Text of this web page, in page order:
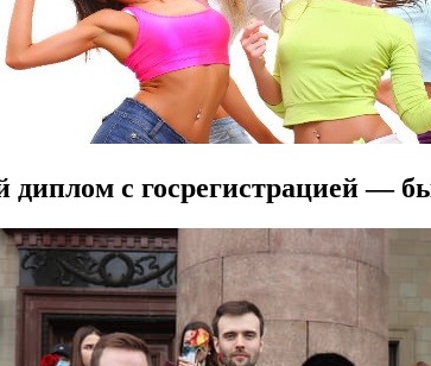
с госрегистрацией —